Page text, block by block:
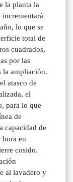
la planta la
incrementará
lo que se
total de
cuadrados,
por las
la ampliación.
atasco de
el
para lo que
de
capacidad de
hora en
cosido.
al lavadero y